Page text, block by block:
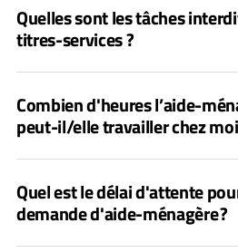
Quelles sont les tâches
titres-services ?
Combien d'heures l’aide-
peut-il/elle travailler chez
Quel est le délai d'attente
demande d'aide-ménagère ?